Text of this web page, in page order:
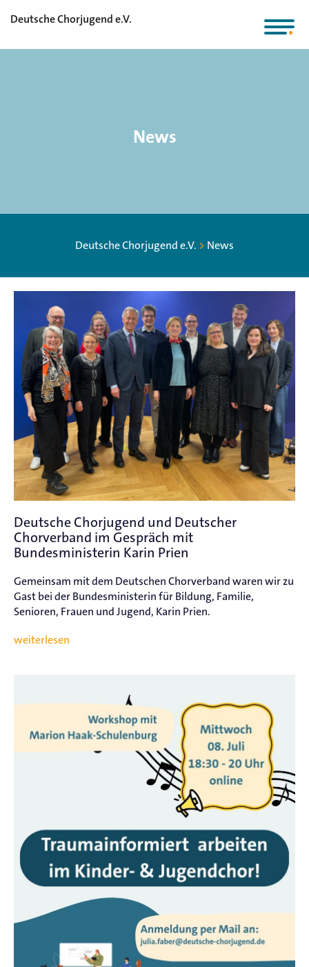
Deutsche Chorjugend e.V.
News
Deutsche Chorjugend e.V. > News
Deutsche Chorjugend und Deutscher
Chorverband im Gespräch mit
Bundesministerin Karin Prien
Gemeinsam mit dem Deutschen Chorverband waren wir zu
Gast bei der Bundesministerin für Bildung, Familie,
Senioren, Frauen und Jugend, Karin Prien.
weiterlesen